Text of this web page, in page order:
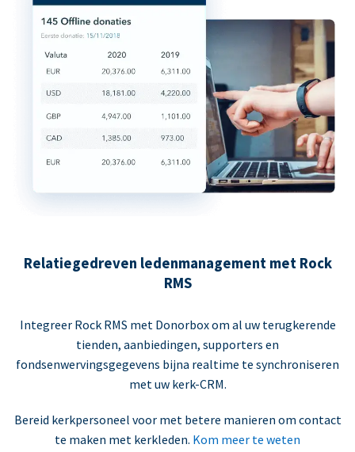
Relatiegedreven ledenmanagement met Rock
RMS
Integreer Rock RMS met Donorbox om al uw terugkerende
tienden, aanbiedingen, supporters en
fondsenwervingsgegevens bijna realtime te synchroniseren
met uw kerk-CRM.
Bereid kerkpersoneel voor met betere manieren om contact
te maken met kerkleden. Kom meer te weten